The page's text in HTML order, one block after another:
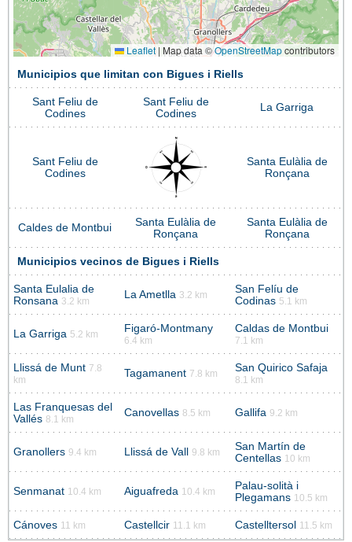
Leaflet | Map data ©OpenStreetMapcontributors
Municipios que limitan con Bigues i Riells
Sant Feliu de
Codines
Sant Feliu de
Codines
La Garriga
Sant Feliu de
Codines
Santa Eulàlia de
Ronçana
Caldes de Montbui
Santa Eulàlia de
Ronçana
Santa Eulàlia de
Ronçana
Municipios vecinos de Bigues i Riells
Santa Eulalia de
Ronsana 3.2 km
La Ametlla 3.2 km
San Felíu de
Codinas 5.1 km
La Garriga 5.2 km Figaró-Montmany
6.4 km
Caldas de Montbui
7.1 km
Llissá de Munt 7.8
km
Tagamanent 7.8 km San Quirico Safaja
8.1 km
Las Franquesas del
Vallés 8.1 km
Canovellas 8.5 km Gallifa 9.2 km
Granollers 9.4 km Llissá de Vall 9.8 km
San Martín de
Centellas 10 km
Senmanat 10.4 km Aiguafreda 10.4 km
Palau-solità i
Plegamans 10.5 km
Cánoves 11 km Castellcir 11.1 km Castelltersol 11.5 km